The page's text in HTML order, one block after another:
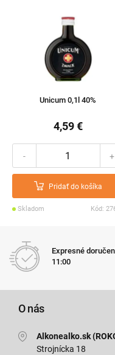
Unicum 0,1l 40%
4,59 €
- +
Pridať do košíka
Skladom Kód:
Expresné
11:00
O nás
Alkonealko.sk
Strojnícka 18